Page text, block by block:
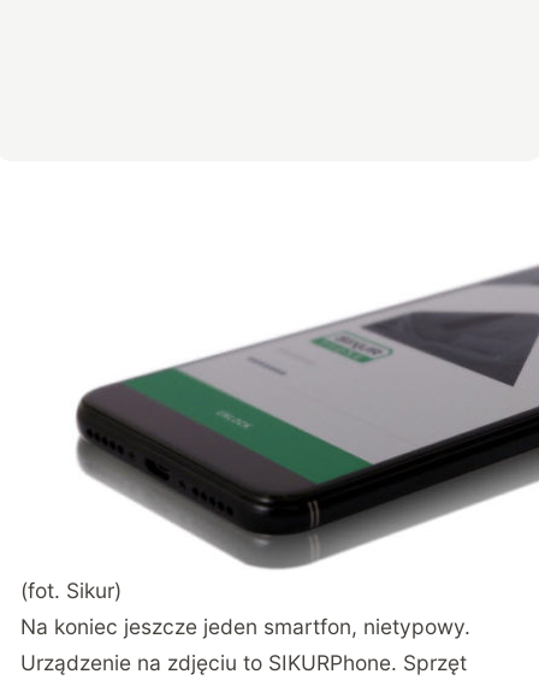
(fot. Sikur)
Na koniec jeszcze jeden smartfon, nietypowy.
Urządzenie na zdjęciu to SIKURPhone. Sprzęt